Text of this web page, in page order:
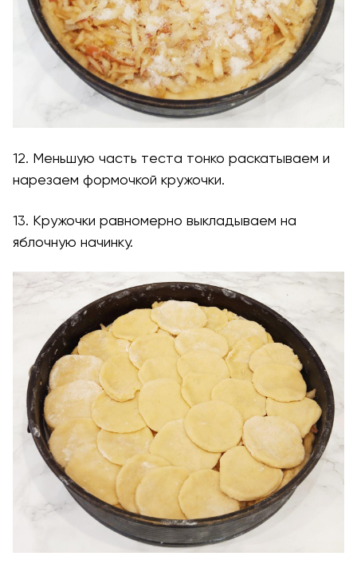
12. Меньшую часть теста тонко раскатываем и
нарезаем формочкой кружочки.
13. Кружочки равномерно выкладываем на
яблочную начинку.